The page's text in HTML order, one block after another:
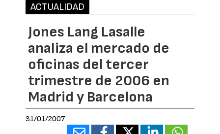
ACTUALIDAD
Jones Lang Lasalle
analiza el mercado de
oficinas del tercer
trimestre de 2006 en
Madrid y Barcelona
31/01/2007